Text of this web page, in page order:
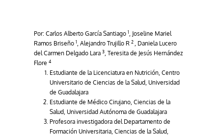
Por: Carlos Alberto García Santiago 1, Joseline Mariel
Ramos Briseño 1, Alejandro Trujillo R 2, Daniela Lucero
del Carmen Delgado Lara 3, Teresita de Jesús Hernández
Flore 4
Estudiante de la Licenciatura en Nutrición, Centro
Universitario de Ciencias de la Salud, Universidad
de Guadalajara
Estudiante de Médico Cirujano, Ciencias de la
Salud, Universidad Autónoma de Guadalajara
Profesora investigadora del Departamento de
Formación Universitaria, Ciencias de la Salud,